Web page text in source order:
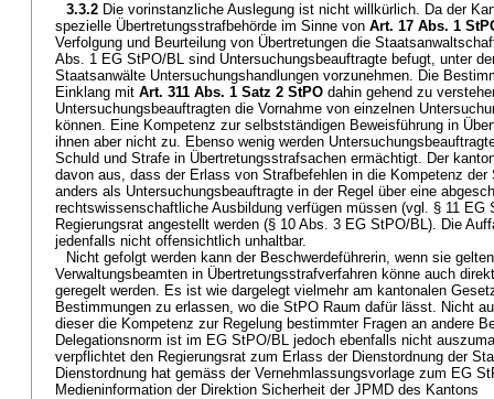
3.3.2 Die vorinstanzliche Auslegung ist nicht willkürlich. Da der
spezielle Übertretungsstrafbehörde im Sinne von Art. 17 Abs. 1
Verfolgung und Beurteilung von Übertretungen die
Abs. 1 EG StPO/BL sind Untersuchungsbeauftragte befugt, unter
Staatsanwälte Untersuchungshandlungen vorzunehmen. Die
Einklang mit Art. 311 Abs. 1 Satz 2 StPO dahin gehend zu
Untersuchungsbeauftragten die Vornahme von einzelnen
können. Eine Kompetenz zur selbstständigen Beweisführung in
ihnen aber nicht zu. Ebenso wenig werden
Schuld und Strafe in Übertretungsstrafsachen ermächtigt. Der
davon aus, dass der Erlass von Strafbefehlen in die Kompetenz
anders als Untersuchungsbeauftragte in der Regel über eine
rechtswissenschaftliche Ausbildung verfügen müssen (vgl. § 11 EG
Regierungsrat angestellt werden (§ 10 Abs. 3 EG StPO/BL). Die
jedenfalls nicht offensichtlich unhaltbar.
Nicht gefolgt werden kann der Beschwerdeführerin, wenn sie
Verwaltungsbeamten in Übertretungsstrafverfahren könne auch
geregelt werden. Es ist wie dargelegt vielmehr am kantonalen
Bestimmungen zu erlassen, wo die StPO Raum dafür lässt. Nicht
dieser die Kompetenz zur Regelung bestimmter Fragen an andere
Delegationsnorm ist im EG StPO/BL jedoch ebenfalls nicht
verpflichtet den Regierungsrat zum Erlass der Dienstordnung der
Dienstordnung hat gemäss der Vernehmlassungsvorlage zum EG
Medieninformation der Direktion Sicherheit der JPMD des Kantons